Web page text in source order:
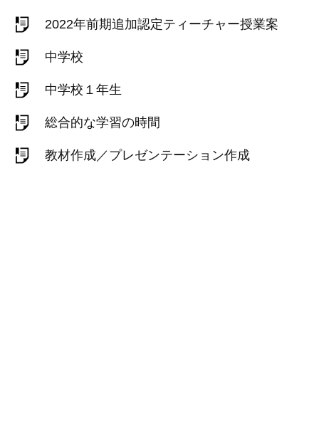
2022年前期追加認定ティーチャー授業案
中学校
中学校１年生
総合的な学習の時間
教材作成／プレゼンテーション作成